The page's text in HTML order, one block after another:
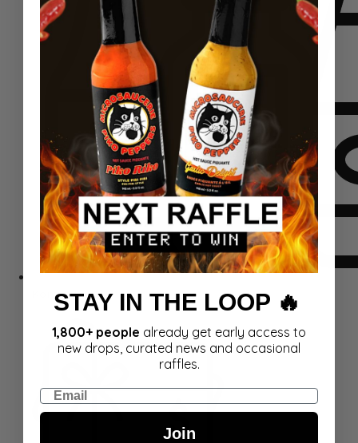
Komplektid
STAY IN THE LOOP 🔥
1,800+ people already get early access to
new drops, curated news and occasional
raffles.
Email
Join